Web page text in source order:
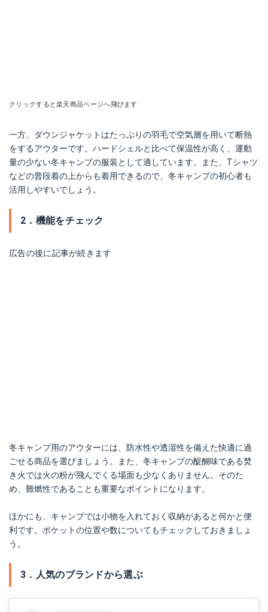
クリックすると楽天商品ページへ飛びます
一方、ダウンジャケットはたっぷりの羽毛で空気層を用いて断熱
をするアウターです。ハードシェルと比べて保温性が高く、運動
量の少ない冬キャンプの服装として適しています。また、Tシャツ
などの普段着の上からも着用できるので、冬キャンプの初心者も
活用しやすいでしょう。
2．機能をチェック
広告の後に記事が続きます
冬キャンプ用のアウターには、防水性や透湿性を備えた快適に過
ごせる商品を選びましょう。また、冬キャンプの醍醐味である焚
き火では火の粉が飛んでくる場面も少なくありません。そのた
め、難燃性であることも重要なポイントになります。
ほかにも、キャンプでは小物を入れておく収納があると何かと便
利です。ポケットの位置や数についてもチェックしておきましょ
う。
3．人気のブランドから選ぶ